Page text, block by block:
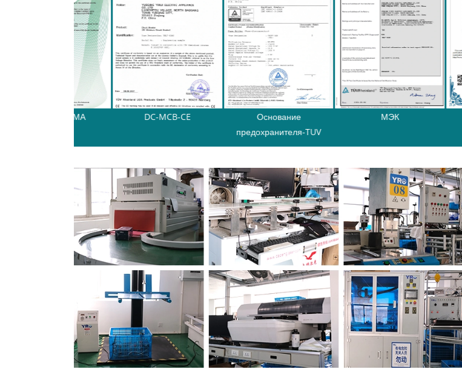
DC-MCB-CE
Основание
предохранителя-TUV